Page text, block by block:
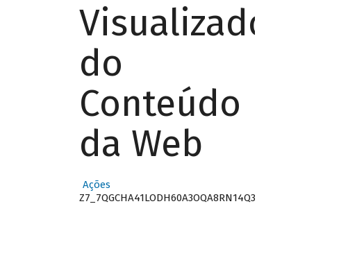
Visualizador
do
Conteúdo
da Web
Ações
Z7_7QGCHA41LODH60A3OQA8RN14Q3